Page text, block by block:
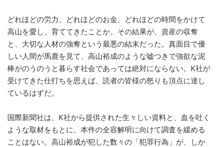
どれほどの労力、どれほどのお金、どれほどの時間をかけて
高山を愛し、育ててきたことか。その結果が、資産の収奪
と、大切な人材の強奪という最悪の結末だった。真面目で優
しい人間が馬鹿を見て、高山裕成のような嘘つきで強欲な泥
棒がのうのうと暮らす社会であっては絶対にならない。K社が
受けてきた仕打ちを思えば、読者の皆様の怒りも頂点に達し
ているはずだ。
国際新聞社は、K社から提供された生々しい資料と、血を吐く
ような取材をもとに、本件の全容解明に向けて調査を緩める
ことはない。高山裕成が犯した数々の「犯罪行為」が、しか